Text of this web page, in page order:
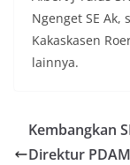
Ngenget SE Ak,
Kakaskasen
lainnya.
Kembangkan
Direktur